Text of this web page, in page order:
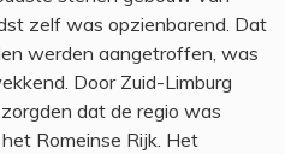
zelf was opzienbarend. Dat
werden aangetroffen, was
Door Zuid-Limburg
dat de regio was
Romeinse Rijk. Het